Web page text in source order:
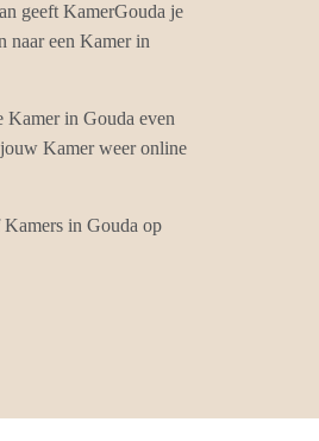
geeft KamerGouda je
naar een Kamer in
Kamer in Gouda even
Kamer weer online
in Gouda op